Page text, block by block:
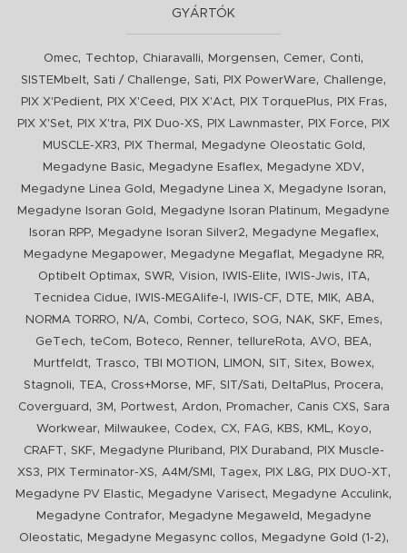
GYÁRTÓK
Omec, Techtop, Chiaravalli, Morgensen, Cemer, Conti,
SISTEMbelt, Sati / Challenge, Sati, PIX PowerWare, Challenge,
PIX X'Pedient, PIX X'Ceed , PIX X'Act, PIX TorquePlus, PIX Fras,
PIX X'Set, PIX X'tra, PIX Duo-XS, PIX Lawnmaster, PIX Force,
PIX
MUSCLE-XR3, PIX Thermal , Megadyne Oleostatic Gold ,
Megadyne Basic, Megadyne Esaflex, Megadyne XDV,
Megadyne Linea Gold , Megadyne Linea X, Megadyne Isoran,
Megadyne Isoran Gold , Megadyne Isoran Platinum,
Megadyne
Isoran RPP, Megadyne Isoran Silver2, Megadyne Megaflex,
Megadyne Megapower, Megadyne Megaflat, Megadyne RR,
Optibelt Optimax, SWR, Vision, IWIS-Elite, IWIS-Jwis, ITA,
Tecnidea Cidue, IWIS-MEGAlife-I , IWIS-CF, DTE, MIK, ABA,
NORMA TORRO, N/A, Combi, Corteco, SOG, NAK, SKF, Emes,
GeTech, teCom, Boteco, Renner, tellureRota, AVO, BEA,
Murtfeldt, Trasco, TBI MOTION , LIMON , SIT, Sitex, Bowex,
Stagnoli, TEA, Cross+Morse, MF, SIT/Sati, DeltaPlus, Procera,
Coverguard , 3M , Portwest, Ardon, Promacher, Canis CXS, Sara
Workwear, Milwaukee, Codex, CX, FAG, KBS, KML, Koyo,
CRAFT, SKF, Megadyne Pluriband , PIX Duraband ,
PIX Muscle-
XS3, PIX Terminator-XS, A4M/SMI , Tagex, PIX L&G, PIX DUO-XT,
Megadyne PV Elastic, Megadyne Varisect, Megadyne Acculink,
Megadyne Contrafor, Megadyne Megaweld ,
Megadyne
Oleostatic, Megadyne Megasync collos, Megadyne Gold (1-2),